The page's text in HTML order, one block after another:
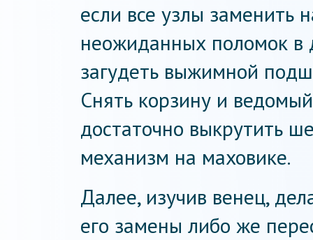
если все узлы заменить
неожиданных поломок
загудеть выжимной
Снять корзину и
достаточно выкрутить
механизм на маховике.
Далее, изучив венец,
его замены либо же